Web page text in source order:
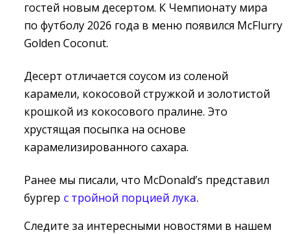
гостей новым десертом. К Чемпионату мира
по футболу 2026 года в меню появился McFlurry
Golden Coconut.
Десерт отличается соусом из соленой
карамели, кокосовой стружкой и золотистой
крошкой из кокосового пралине. Это
хрустящая посыпка на основе
карамелизированного сахара.
Ранее мы писали, что McDonald’s представил
бургер с тройной порцией лука.
Следите за интересными новостями в нашем